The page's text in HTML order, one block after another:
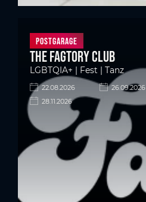
Postgarage
The FAGtory Club
LGBTQIA+ | Fest | Tanz
22.08.2026 26.09.2026
28.11.2026